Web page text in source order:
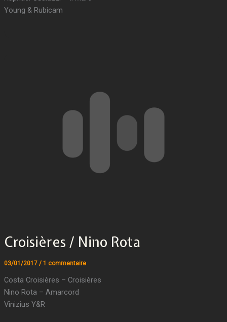
Young & Rubicam
Croisières / Nino Rota
03/01/2017 / 1 commentaire
Costa Croisières – Croisières
Nino Rota – Amarcord
Vinizius Y&R